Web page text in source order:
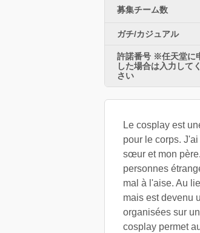
募集チーム数
ガチ/カジュアル
許諾番号 ※任天堂に
した場合は入力して
さい
Le cosplay est
pour le corps.
sœur et mon
personnes
mal à l'aise. Au
mais est devenu
organisées sur
cosplay permet